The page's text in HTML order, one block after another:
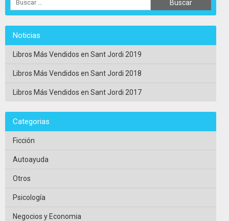
Noticias
Libros Más Vendidos en Sant Jordi 2019
Libros Más Vendidos en Sant Jordi 2018
Libros Más Vendidos en Sant Jordi 2017
Categorias
Ficción
Autoayuda
Otros
Psicología
Negocios y Economia